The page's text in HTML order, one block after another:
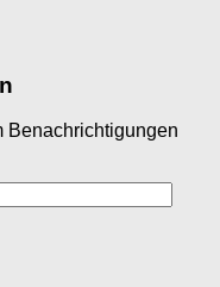
Benachrichtigungen